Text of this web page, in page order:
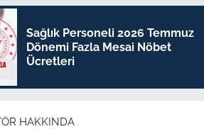
Sağlık Personeli 2026 Temmuz
Dönemi Fazla Mesai Nöbet
Ücretleri
HAKKINDA